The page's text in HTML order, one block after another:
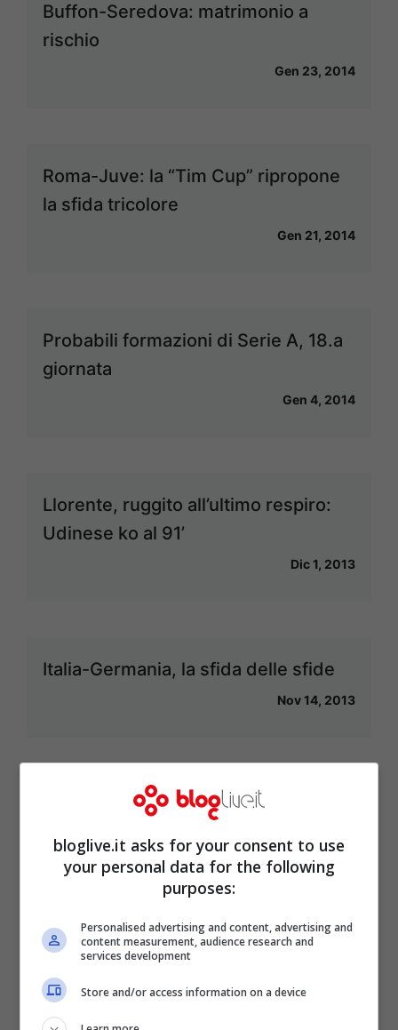
Buffon-Seredova: matrimonio a
rischio
Gen 23, 2014
Roma-Juve: la “Tim Cup” ripropone
la sfida tricolore
Gen 21, 2014
Probabili formazioni di Serie A, 18.a
giornata
Gen 4, 2014
Llorente, ruggito all’ultimo respiro:
Udinese ko al 91’
Dic 1, 2013
Italia-Germania, la sfida delle sfide
Nov 14, 2013
Acquisti a parametro zero, una
pratica tutta italiana
Nov 13, 2013
Juventus-Napoli: apre Llorente, Pirlo
e Pogba chiudono i conti
bloglive.it asks for your consent to use
your personal data for the following
purposes:
Personalised advertising and content, advertising and
content measurement, audience research and
services development
Store and/or access information on a device